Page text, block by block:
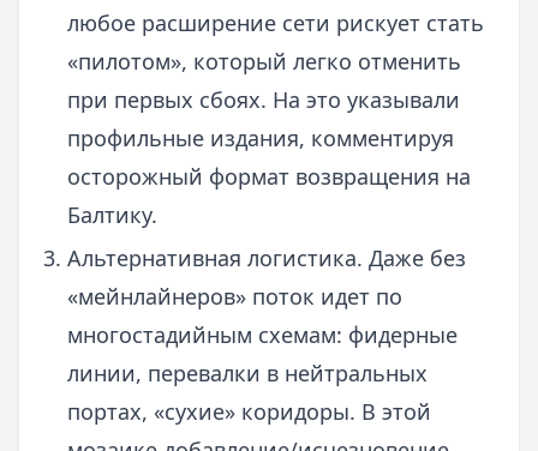
любое расширение сети рискует стать
«пилотом», который легко отменить
при первых сбоях. На это указывали
профильные издания, комментируя
осторожный формат возвращения на
Балтику.
Альтернативная логистика. Даже без
«мейнлайнеров» поток идет по
многостадийным схемам: фидерные
линии, перевалки в нейтральных
портах, «сухие» коридоры. В этой